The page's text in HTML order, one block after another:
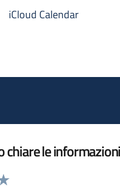
iCloud Calendar
chiare le
la pagina